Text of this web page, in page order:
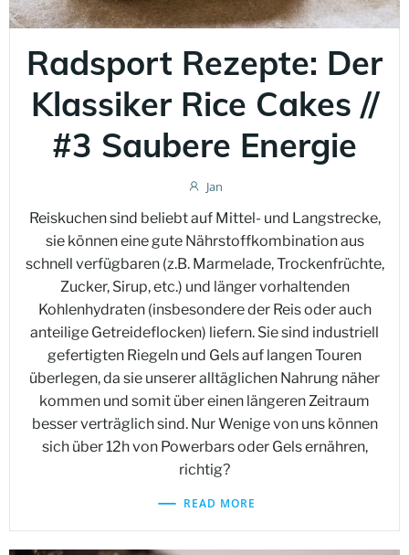
Radsport Rezepte: Der
Klassiker Rice Cakes //
#3 Saubere Energie
Jan
Reiskuchen sind beliebt auf Mittel- und Langstrecke,
sie können eine gute Nährstoffkombination aus
schnell verfügbaren (z.B. Marmelade, Trockenfrüchte,
Zucker, Sirup, etc.) und länger vorhaltenden
Kohlenhydraten (insbesondere der Reis oder auch
anteilige Getreideflocken) liefern. Sie sind industriell
gefertigten Riegeln und Gels auf langen Touren
überlegen, da sie unserer alltäglichen Nahrung näher
kommen und somit über einen längeren Zeitraum
besser verträglich sind. Nur Wenige von uns können
sich über 12h von Powerbars oder Gels ernähren,
richtig?
READ MORE